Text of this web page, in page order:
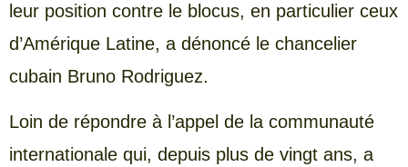
leur position contre le blocus, en particulier ceux
d’Amérique Latine, a dénoncé le chancelier
cubain Bruno Rodriguez.
Loin de répondre à l’appel de la communauté
internationale qui, depuis plus de vingt ans, a